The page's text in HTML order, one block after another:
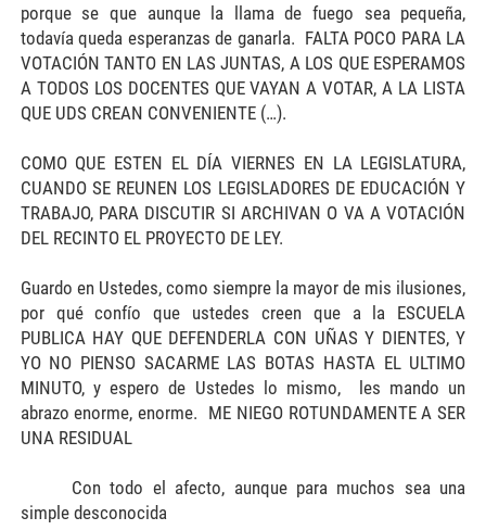
porque se que aunque la llama de fuego sea pequeña,
todavía queda esperanzas de ganarla. FALTA POCO PARA LA
VOTACIÓN TANTO EN LAS JUNTAS, A LOS QUE ESPERAMOS
A TODOS LOS DOCENTES QUE VAYAN A VOTAR, A LA LISTA
QUE UDS CREAN CONVENIENTE (…).
COMO QUE ESTEN EL DÍA VIERNES EN LA LEGISLATURA,
CUANDO SE REUNEN LOS LEGISLADORES DE EDUCACIÓN Y
TRABAJO, PARA DISCUTIR SI ARCHIVAN O VA A VOTACIÓN
DEL RECINTO EL PROYECTO DE LEY.
Guardo en Ustedes, como siempre la mayor de mis ilusiones,
por qué confío que ustedes creen que a la ESCUELA
PUBLICA HAY QUE DEFENDERLA CON UÑAS Y DIENTES, Y
YO NO PIENSO SACARME LAS BOTAS HASTA EL ULTIMO
MINUTO, y espero de Ustedes lo mismo, les mando un
abrazo enorme, enorme. ME NIEGO ROTUNDAMENTE A SER
UNA RESIDUAL
Con todo el afecto, aunque para muchos sea una
simple desconocida